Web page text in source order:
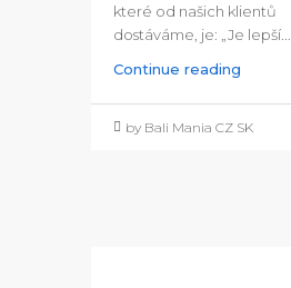
které od našich klientů
dostáváme, je: „Je lepší...
Continue reading
by Bali Mania CZ SK